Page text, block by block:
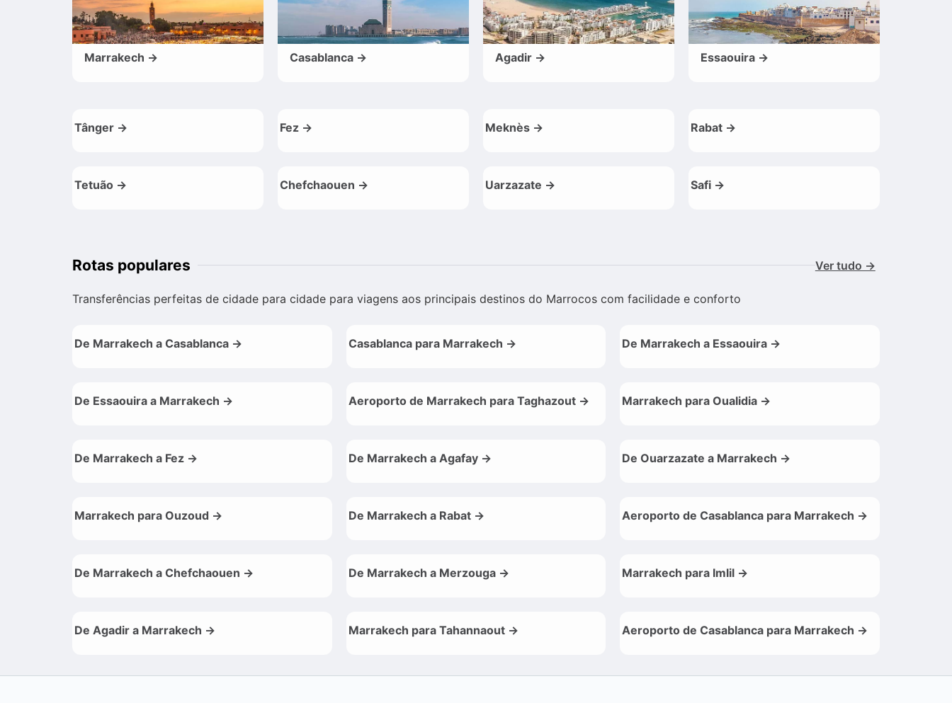
Marrakech → Casablanca → Agadir → Essaouira →
Tânger → Fez → Meknès → Rabat →
Tetuão → Chefchaouen → Uarzazate → Safi →
Rotas populares Ver tudo →
Transferências perfeitas de cidade para cidade para viagens aos principais destinos do Marrocos com facilidade e conforto
De Marrakech a Casablanca → Casablanca para Marrakech → De Marrakech a Essaouira →
De Essaouira a Marrakech → Aeroporto de Marrakech para Taghazout → Marrakech para Oualidia →
De Marrakech a Fez → De Marrakech a Agafay → De Ouarzazate a Marrakech →
Marrakech para Ouzoud → De Marrakech a Rabat → Aeroporto de Casablanca para Marrakech →
De Marrakech a Chefchaouen → De Marrakech a Merzouga → Marrakech para Imlil →
De Agadir a Marrakech → Marrakech para Tahannaout → Aeroporto de Casablanca para Marrakech →